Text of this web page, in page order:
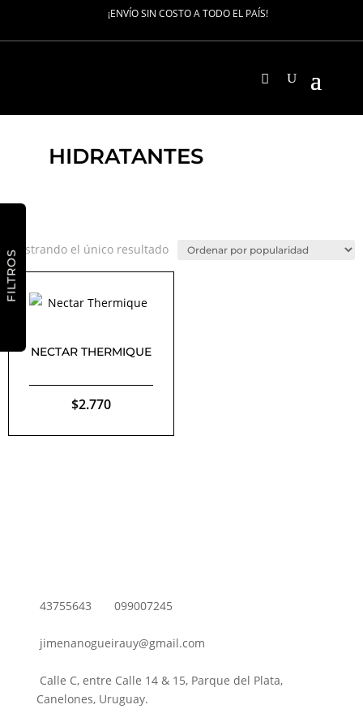
¡ENVÍO SIN COSTO A TODO EL PAÍS!
FILTROS
HIDRATANTES
Mostrando el único resultado
NECTAR THERMIQUE
$2.770
43755643 099007245
jimenanogueirauy@gmail.com
Calle C, entre Calle 14 & 15, Parque del Plata,
Canelones, Uruguay.